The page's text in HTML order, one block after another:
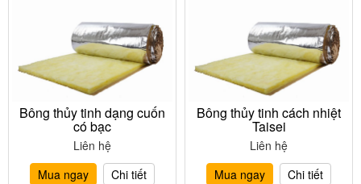
Bông thủy tinh dạng cuốn
có bạc
Liên hệ
Mua ngay
Chi tiết
Bông thủy tinh cách nhiệt
Taisei
Liên hệ
Mua ngay
Chi tiết